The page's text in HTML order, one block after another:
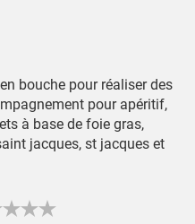
bouche pour réaliser des
pour apéritif,
à base de foie gras,
jacques, st jacques et